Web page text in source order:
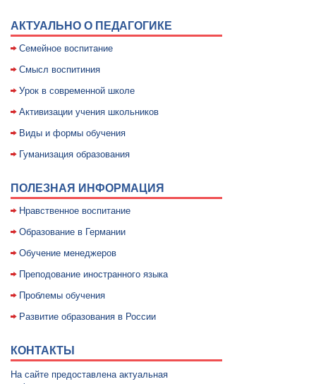
АКТУАЛЬНО О ПЕДАГОГИКЕ
Семейное воспитание
Смысл воспитиния
Уpок в совpеменной школе
Активизации учения школьников
Виды и формы обучения
Гуманизация образования
ПОЛЕЗНАЯ ИНФОРМАЦИЯ
Нравственное воспитание
Образование в Германии
Обучение менеджеров
Преподование иностранного языка
Проблемы обучения
Развитие образования в России
КОНТАКТЫ
На сайте предоставлена актуальная